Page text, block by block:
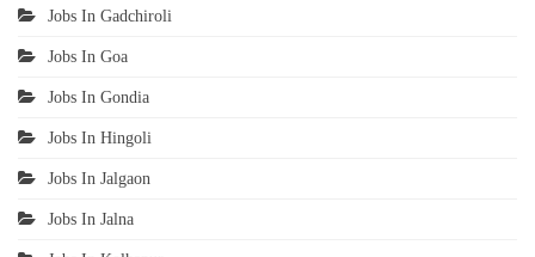
Jobs In Gadchiroli
Jobs In Goa
Jobs In Gondia
Jobs In Hingoli
Jobs In Jalgaon
Jobs In Jalna